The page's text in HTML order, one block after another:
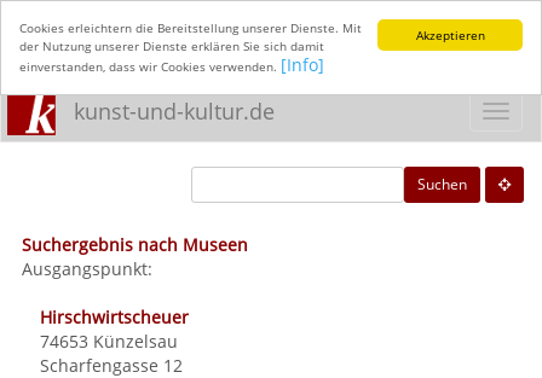
Akzeptieren
Cookies erleichtern die Bereitstellung unserer Dienste. Mit
der Nutzung unserer Dienste erklären Sie sich damit
einverstanden, dass wir Cookies verwenden. [Info]
kunst-und-kultur.de
Suchen
Suchergebnis nach Museen
Ausgangspunkt:
Hirschwirtscheuer
74653 Künzelsau
Scharfengasse 12